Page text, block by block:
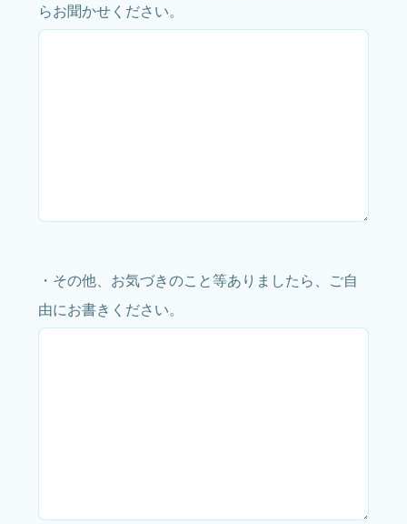
らお聞かせください。
・その他、お気づきのこと等ありましたら、ご自
由にお書きください。